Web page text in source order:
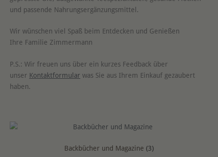
und passende Nahrungsergänzungsmittel.
Wir wünschen viel Spaß beim Entdecken und Genießen
Ihre Familie Zimmermann
P.S.: Wir freuen uns über ein kurzes Feedback über
unser Kontaktformular was Sie aus Ihrem Einkauf gezaubert
haben.
Backbücher und Magazine (3)